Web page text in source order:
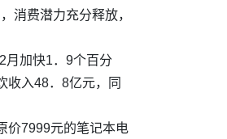
消费潜力充分释放，
月加快1．9个百分
收入48．8亿元，同
价7999元的笔记本电